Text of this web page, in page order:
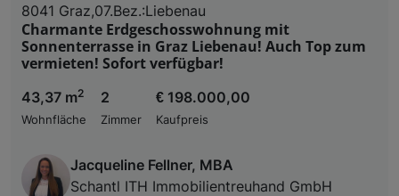
8041 Graz,07.Bez.:Liebenau
Charmante Erdgeschosswohnung mit
Sonnenterrasse in Graz Liebenau! Auch Top zum
vermieten! Sofort verfügbar!
43,37 m2
Wohnfläche
2
Zimmer
€ 198.000,00
Kaufpreis
Jacqueline Fellner, MBA
Schantl ITH Immobilientreuhand GmbH